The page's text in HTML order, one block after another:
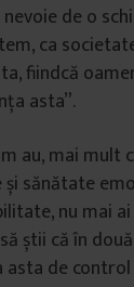
de o
ca
fiindcă
asta”.
au, mai mult
sănătate
nu mai
știi că în
de